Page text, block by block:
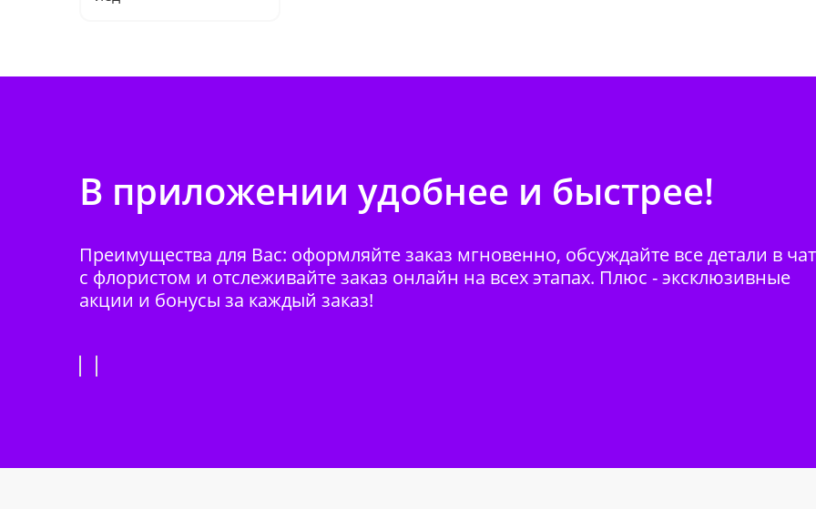
В приложении удобнее и быстрее!
Преимущества для Вас: оформляйте заказ мгновенно, обсуждайте все детали в
с флористом и отслеживайте заказ онлайн на всех этапах. Плюс - эксклюзивные
акции и бонусы за каждый заказ!